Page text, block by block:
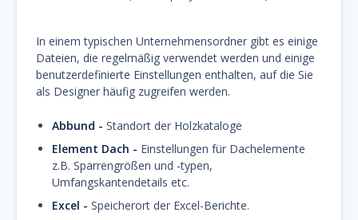
In einem typischen Unternehmensordner gibt es einige
Dateien, die regelmäßig verwendet werden und einige
benutzerdefinierte Einstellungen enthalten, auf die Sie
als Designer häufig zugreifen werden.
Abbund - Standort der Holzkataloge
Element Dach - Einstellungen für Dachelemente
z.B. Sparrengrößen und -typen,
Umfangskantendetails etc.
Excel - Speicherort der Excel-Berichte.